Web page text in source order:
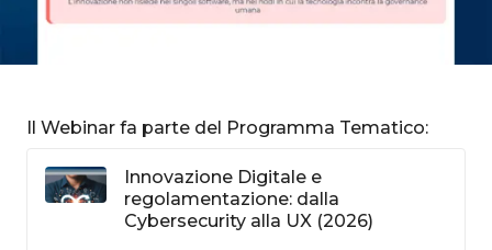
Il Webinar fa parte del Programma Tematico:
Innovazione Digitale e
regolamentazione: dalla
Cybersecurity alla UX (2026)